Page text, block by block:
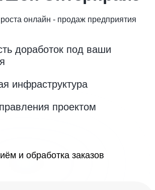
онлайн - продаж предприятия
доработок под ваши
инфраструктура
проектом